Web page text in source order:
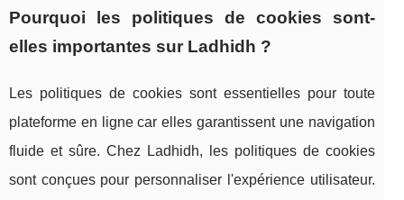
Pourquoi les politiques de cookies sont-
elles importantes sur Ladhidh ?
Les politiques de cookies sont essentielles pour toute
plateforme en ligne car elles garantissent une navigation
fluide et sûre. Chez Ladhidh, les politiques de cookies
sont conçues pour personnaliser l'expérience utilisateur.